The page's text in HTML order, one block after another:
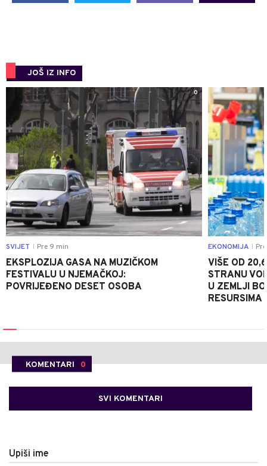
JOŠ IZ INFO
0
SVIJET Pre 9 min
EKSPLOZIJA GASA NA MUZIČKOM
FESTIVALU U NJEMAČKOJ:
POVRIJEĐENO DESET OSOBA
EKONOMIJA
VIŠE OD
STRANU
U ZEMLJI
RESURSIMA
KOMENTARI 0
SVI KOMENTARI
Upiši ime